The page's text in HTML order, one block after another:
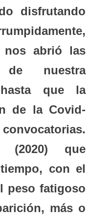
disfrutando
nos abrió las
de nuestra
que la
de la Covid-
(2020) que
con el
peso fatigoso
más o